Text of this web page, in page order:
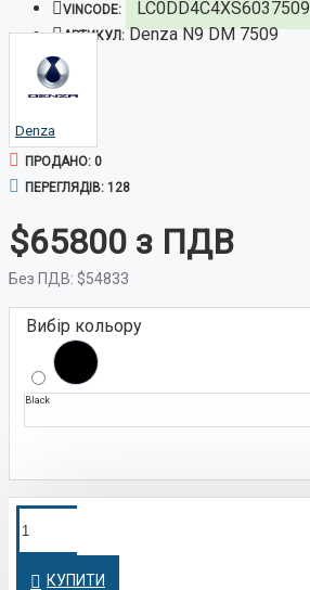
VINCODE: LC0DD4C4XS6037509
АРТИКУЛ: Denza N9 DM 7509
Denza
ПРОДАНО: 0
ПЕРЕГЛЯДІВ: 128
$65800
Без ПДВ: $54833
Вибір кольору
Black
КУПИТИ
КРЕДИТ